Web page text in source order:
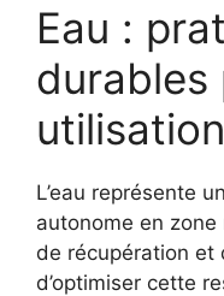
Eau :
durables
L’eau représente
autonome en
de récupération
d’optimiser cette